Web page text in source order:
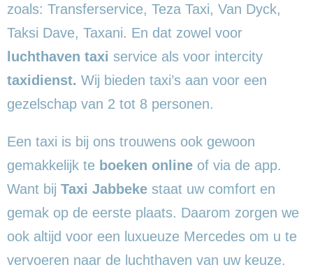
zoals: Transferservice, Teza Taxi, Van Dyck,
Taksi Dave, Taxani. En dat zowel voor
luchthaven taxi service als voor intercity
taxidienst. Wij bieden taxi’s aan voor een
gezelschap van 2 tot 8 personen.
Een taxi is bij ons trouwens ook gewoon
gemakkelijk te boeken online of via de app.
Want bij Taxi Jabbeke staat uw comfort en
gemak op de eerste plaats. Daarom zorgen we
ook altijd voor een luxueuze Mercedes om u te
vervoeren naar de luchthaven van uw keuze.